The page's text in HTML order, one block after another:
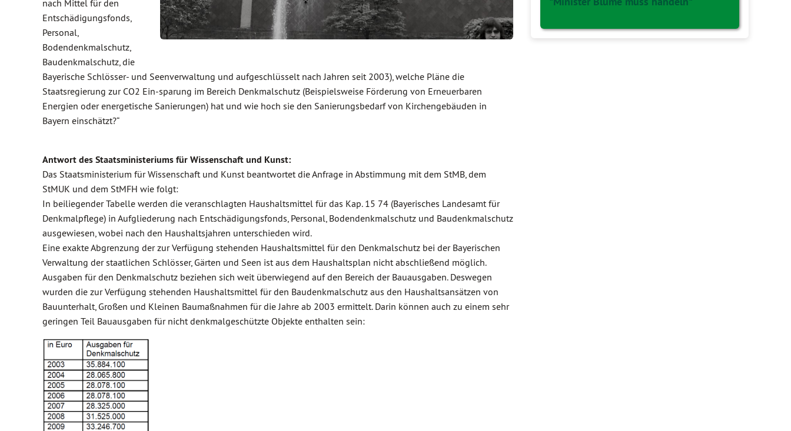
nach Mittel für den
Entschädigungsfonds,
Personal,
Bodendenkmalschutz,
Baudenkmalschutz, die
Bayerische Schlösser- und Seenverwaltung und aufgeschlüsselt nach Jahren seit 2003), welche Pläne die
Staatsregierung zur CO2 Ein-sparung im Bereich Denkmalschutz (Beispielsweise Förderung von Erneuerbaren
Energien oder energetische Sanierungen) hat und wie hoch sie den Sanierungsbedarf von Kirchengebäuden in
Bayern einschätzt?“
Antwort des Staatsministeriums für Wissenschaft und Kunst:
Das Staatsministerium für Wissenschaft und Kunst beantwortet die Anfrage in Abstimmung mit dem StMB, dem
StMUK und dem StMFH wie folgt:
In beiliegender Tabelle werden die veranschlagten Haushaltsmittel für das Kap. 15 74 (Bayerisches Landesamt für
Denkmalpflege) in Aufgliederung nach Entschädigungsfonds, Personal, Bodendenkmalschutz und Baudenkmalschutz
ausgewiesen, wobei nach den Haushaltsjahren unterschieden wird.
Eine exakte Abgrenzung der zur Verfügung stehenden Haushaltsmittel für den Denkmalschutz bei der Bayerischen
Verwaltung der staatlichen Schlösser, Gärten und Seen ist aus dem Haushaltsplan nicht abschließend möglich.
Ausgaben für den Denkmalschutz beziehen sich weit überwiegend auf den Bereich der Bauausgaben. Deswegen
wurden die zur Verfügung stehenden Haushaltsmittel für den Baudenkmalschutz aus den Haushaltsansätzen von
Bauunterhalt, Großen und Kleinen Baumaßnahmen für die Jahre ab 2003 ermittelt. Darin können auch zu einem sehr
geringen Teil Bauausgaben für nicht denkmalgeschützte Objekte enthalten sein: